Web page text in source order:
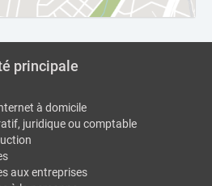
principale
à domicile
juridique ou comptable
aux entreprises